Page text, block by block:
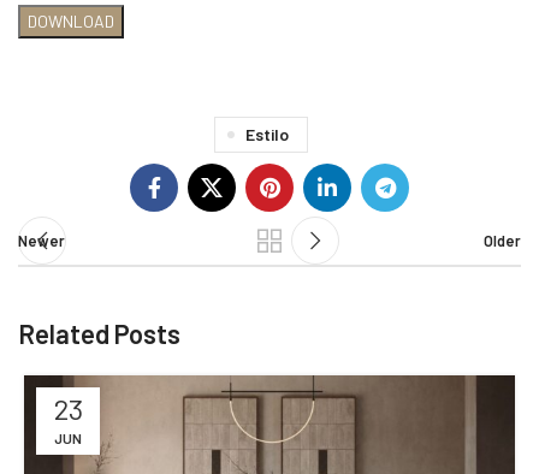
Estilo
Newer Older
Related Posts
23
JUN